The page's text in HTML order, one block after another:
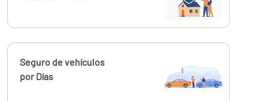
Calcúlalo ahora
Seguro de vehículos
por Días